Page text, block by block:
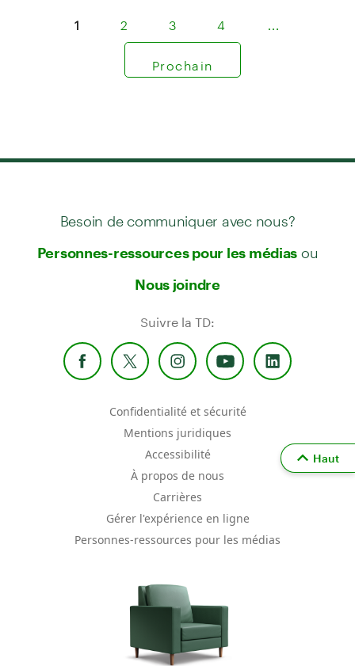
1 2 3 4
Prochain
Besoin de communiquer avec nous?
Personnes-ressources pour les médias ou
Nous joindre
Suivre la TD:
Confidentialité et sécurité
Mentions juridiques
Accessibilité
À propos de nous
Carrières
Gérer l'expérience en ligne
Personnes-ressources pour les médias
Haut